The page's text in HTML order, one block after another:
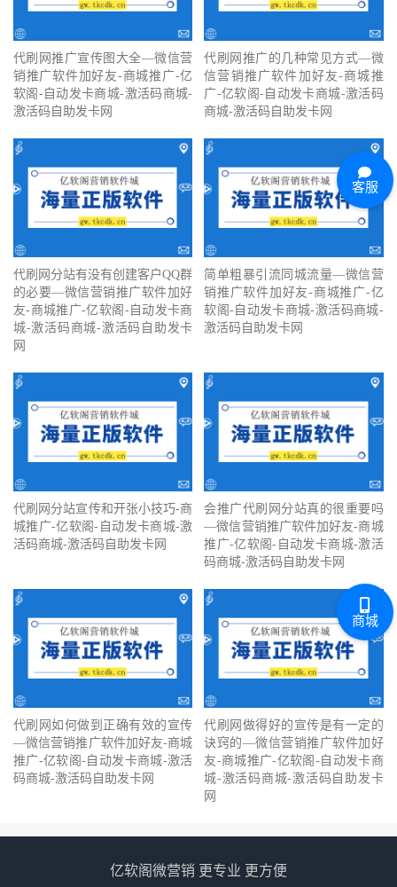
代刷网推广宣传图大全—微信营
销推广软件加好友-商城推广-亿
软阁-自动发卡商城-激活码商城-
激活码自助发卡网
代刷网推广的几种常见方式—微
信营销推广软件加好友-商城推
广-亿软阁-自动发卡商城-激活码
商城-激活码自助发卡网
代刷网分站有没有创建客户QQ群
的必要—微信营销推广软件加好
友-商城推广-亿软阁-自动发卡商
城-激活码商城-激活码自助发卡
网
简单粗暴引流同城流量—微信营
销推广软件加好友-商城推广-亿
软阁-自动发卡商城-激活码商城-
激活码自助发卡网
代刷网分站宣传和开张小技巧-商
城推广-亿软阁-自动发卡商城-激
活码商城-激活码自助发卡网
会推广代刷网分站真的很重要吗
—微信营销推广软件加好友-商城
推广-亿软阁-自动发卡商城-激活
码商城-激活码自助发卡网
代刷网如何做到正确有效的宣传
—微信营销推广软件加好友-商城
推广-亿软阁-自动发卡商城-激活
码商城-激活码自助发卡网
代刷网做得好的宣传是有一定的
诀窍的—微信营销推广软件加好
友-商城推广-亿软阁-自动发卡商
城-激活码商城-激活码自助发卡
网
亿软阁微营销 更专业 更方便
客服
商城